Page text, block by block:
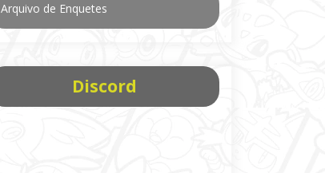
Arquivo de Enquetes
Discord